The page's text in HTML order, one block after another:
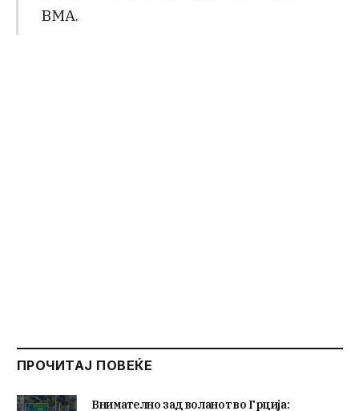
ВМА.
ПРОЧИТАЈ ПОВЕЌЕ
Внимателно зад воланот во Грција: